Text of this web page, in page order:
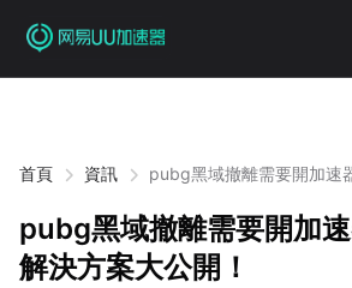
首頁 資訊
pubg黑域撤離需要開加速
pubg黑域撤離需要開加
解決方案大公開！